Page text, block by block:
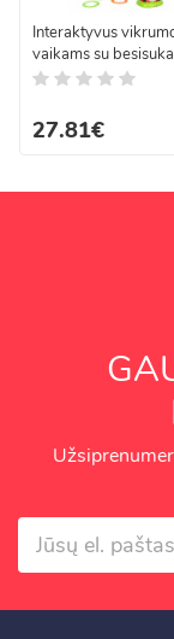
Interaktyvus
vaikams su
lazdele ir taikiniu,
27.81€